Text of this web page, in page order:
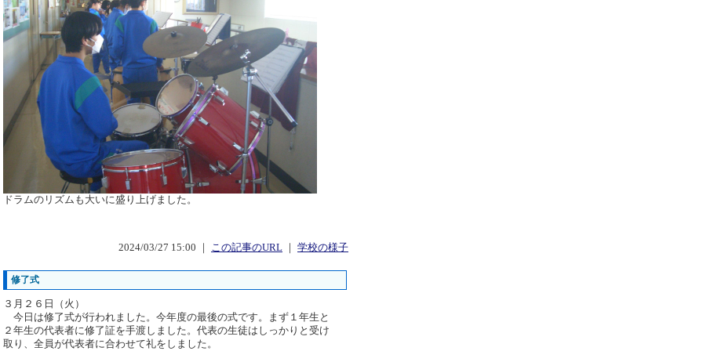
ドラムのリズムも大いに盛り上げました。
2024/03/27 15:00 ｜ この記事のURL 学校の様子
修了式
３月２６日（火）
今日は修了式が行われました。今年度の最後の式です。まず１年生と
２年生の代表者に修了証を手渡しました。代表の生徒はしっかりと受け
取り、全員が代表者に合わせて礼をしました。